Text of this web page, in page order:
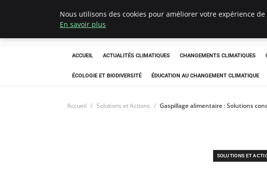
Climatedebtagents
ACCUEIL ACTUALITÉS CLIMATIQUES CHANGEMENTS CLIMATIQUES
ÉCOLOGIE ET BIODIVERSITÉ ÉDUCATION AU CHANGEMENT CLIMATIQUE
Accueil Solutions et Actions Gaspillage alimentaire : Solutions
SOLUTIONS ET
Nous utilisons des cookies pour améliorer votre expérience
En savoir plus